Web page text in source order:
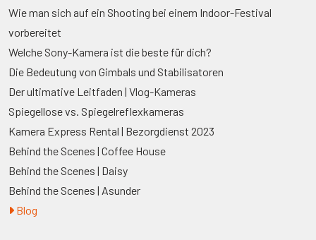
Wie man sich auf ein Shooting bei einem Indoor-Festival
vorbereitet
Welche Sony-Kamera ist die beste für dich?
Die Bedeutung von Gimbals und Stabilisatoren
Der ultimative Leitfaden | Vlog-Kameras
Spiegellose vs. Spiegelreflexkameras
Kamera Express Rental | Bezorgdienst 2023
Behind the Scenes | Coffee House
Behind the Scenes | Daisy
Behind the Scenes | Asunder
Blog